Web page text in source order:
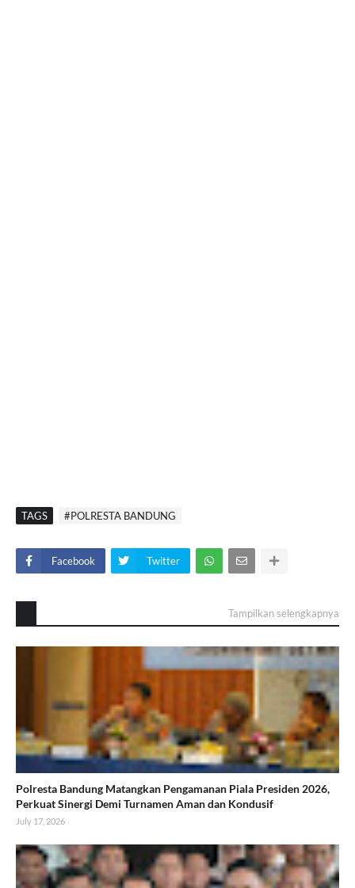
TAGS #POLRESTA BANDUNG
Facebook Twitter
Tampilkan selengkapnya
Polresta Bandung Matangkan Pengamanan Piala Presiden 2026,
Perkuat Sinergi Demi Turnamen Aman dan Kondusif
July 17, 2026